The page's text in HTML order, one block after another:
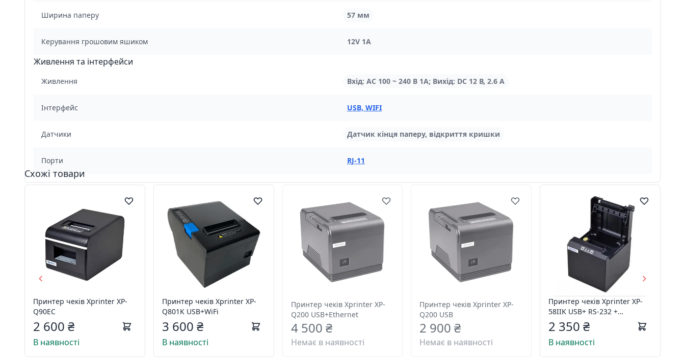
Ширина паперу 57 мм
Керування грошовим яшиком 12V 1A
Живлення та інтерфейси
Живлення Вхід: AC 100 ~ 240 В 1А; Вихід: DC 12 В, 2.6 А
Інтерфейс USB, WIFI
Датчики Датчик кінця паперу, відкриття кришки
Порти RJ-11
Схожі товари
Принтер чеків Xprinter XP-
Q90EC
2 600 ₴
В наявності
Принтер чеків Xprinter XP-
Q801K USB+WiFi
3 600 ₴
В наявності
Принтер чеків Xprinter XP-
Q200 USB+Ethernet
4 500 ₴
Немає в наявності
Принтер чеків Xprinter XP-
Q200 USB
2 900 ₴
Немає в наявності
Принтер чеків Xprinter XP-
58IIK USB+ RS-232 +
Bluetooth + WiFi
2 350 ₴
В наявності